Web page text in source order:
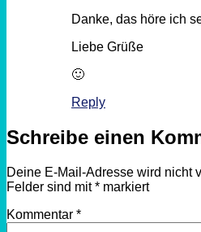
Danke, das höre ich
Liebe Grüße
🙂
Reply
Schreibe einen
Deine E-Mail-Adresse wird nicht
Felder sind mit* markiert
Kommentar *